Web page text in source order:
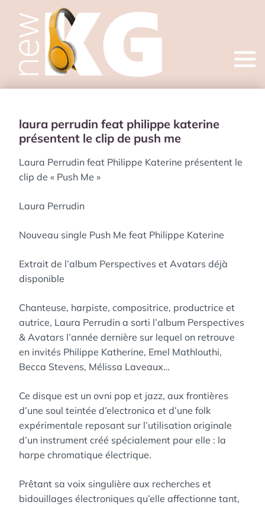
Open
laura perrudin feat philippe katerine
présentent le clip de push me
Laura Perrudin feat Philippe Katerine présentent le
clip de « Push Me »
Laura Perrudin
Nouveau single Push Me feat Philippe Katerine
Extrait de l’album Perspectives et Avatars déjà
disponible
Chanteuse, harpiste, compositrice, productrice et
autrice, Laura Perrudin a sorti l’album Perspectives
& Avatars l’année dernière sur lequel on retrouve
en invités Philippe Katherine, Emel Mathlouthi,
Becca Stevens, Mélissa Laveaux…
Ce disque est un ovni pop et jazz, aux frontières
d’une soul teintée d’electronica et d’une folk
expérimentale reposant sur l’utilisation originale
d’un instrument créé spécialement pour elle : la
harpe chromatique électrique.
Prêtant sa voix singulière aux recherches et
bidouillages électroniques qu’elle affectionne tant,